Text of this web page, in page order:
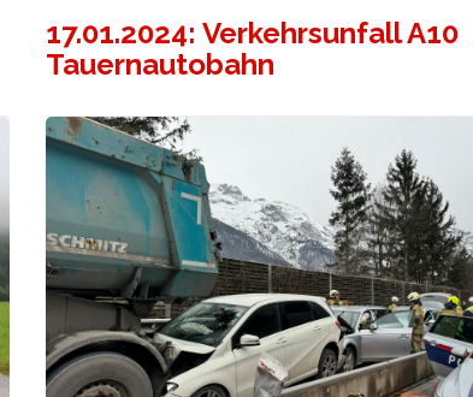
17.01.2024: Verkehrsunfall A10
Tauernautobahn